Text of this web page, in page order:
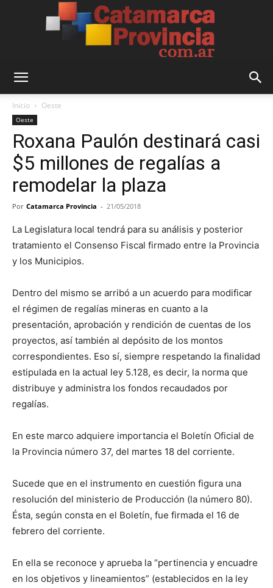
Provincia
Inicio Oeste
Oeste
Roxana Paulón destinará casi
$5 millones de regalías a
remodelar la plaza
Por Catamarca Provincia - 21/05/2018
La Legislatura local tendrá para su análisis y posterior
tratamiento el Consenso Fiscal firmado entre la Provincia
y los Municipios.
Dentro del mismo se arribó a un acuerdo para modificar
el régimen de regalías mineras en cuanto a la
presentación, aprobación y rendición de cuentas de los
proyectos, así también al depósito de los montos
correspondientes. Eso sí, siempre respetando la finalidad
estipulada en la actual ley 5.128, es decir, la norma que
distribuye y administra los fondos recaudados por
regalías.
En este marco adquiere importancia el Boletín Oficial de
la Provincia número 37, del martes 18 del corriente.
Sucede que en el instrumento en cuestión figura una
resolución del ministerio de Producción (la número 80).
Ésta, según consta en el Boletín, fue firmada el 16 de
febrero del corriente.
En ella se reconoce y aprueba la “pertinencia y encuadre
en los objetivos y lineamientos” (establecidos en la ley